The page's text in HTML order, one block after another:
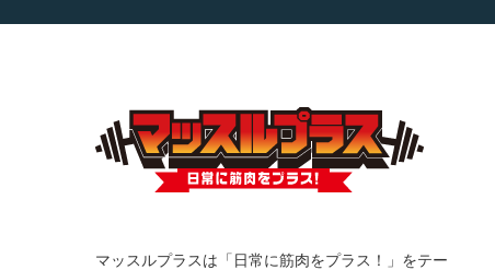
マッスルプラスは「日常に筋肉をプラス！」をテー